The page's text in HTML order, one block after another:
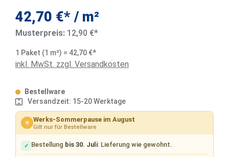
42,70 €* / m²
Musterpreis: 12,90 €*
1 Paket (1 m²) = 42,70 €*
inkl. MwSt. zzgl. Versandkosten
Bestellware
Versandzeit: 15-20 Werktage
☀ Werks-Sommerpause im August
Gilt nur für Bestellware
✓ Bestellung bis 30. Juli: Lieferung wie gewohnt.